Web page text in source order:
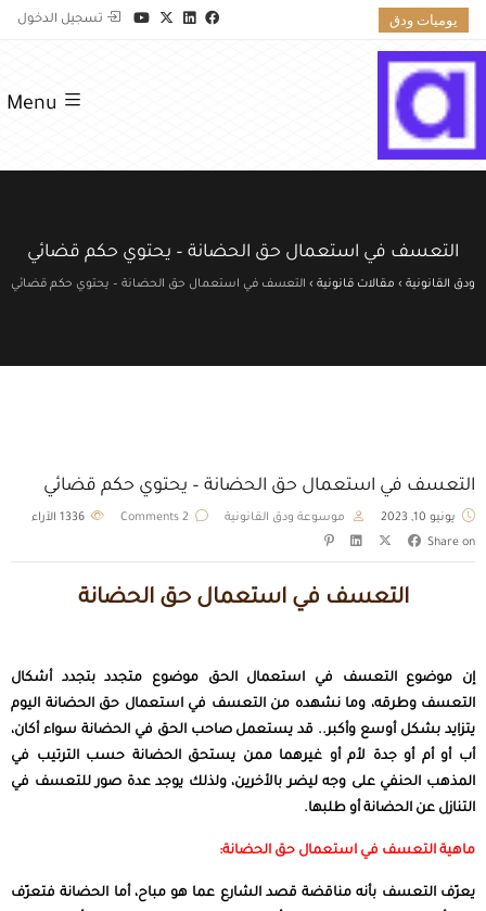
يوميات ودق تسجيل الدخول
Menu
التعسف في استعمال حق الحضانة – يحتوي حكم قضائي
ودق القانونية › مقالات قانونية › التعسف في استعمال حق الحضانة – يحتوي حكم قضائي
التعسف في استعمال حق الحضانة – يحتوي حكم قضائي
يونيو 10, 2023 موسوعة ودق القانونية 2 Comments
الآراء
Share on
التعسف في استعمال حق الحضانة
إن موضوع التعسف في استعمال الحق موضوع متجدد بتجدد أشكال
التعسف وطرقه، وما نشهده من التعسف في استعمال حق الحضانة اليوم
يتزايد بشكل أوسع وأكبر.. قد يستعمل صاحب الحق في الحضانة سواء أكان،
أب أو أم أو جدة لأم أو غيرهما ممن يستحق الحضانة حسب الترتيب في
المذهب الحنفي على وجه ليضر بالأخرين، ولذلك يوجد عدة صور للتعسف في
التنازل عن الحضانة أو طلبها.
ماهية التعسف في استعمال حق الحضانة:
يعرّف التعسف بأنه مناقضة قصد الشارع عما هو مباح، أما الحضانة فتعرّف